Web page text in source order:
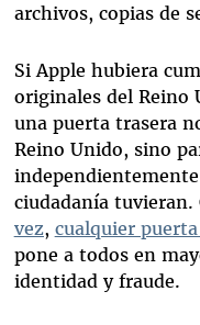
archivos, copias de
Si Apple hubiera
originales del Reino
una puerta trasera
Reino Unido, sino
ciudadanía tuvieran.
vez, cualquier
pone a todos en
identidad y fraude.